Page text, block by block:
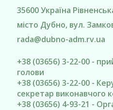
35600Україна
місто Дубно, вул.
rada@dubno-adm.rv.ua
+38 (03656) 3-22-00 -
голови
+38 (03656) 3-22-00 -
секретар виконавчого
+38 (03656) 4-93-21 -